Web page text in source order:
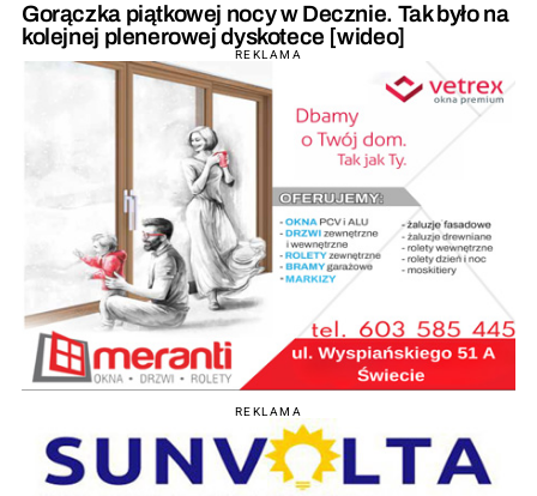
Gorączka piątkowej nocy w Decznie. Tak było na
kolejnej plenerowej dyskotece [wideo]
REKLAMA
REKLAMA